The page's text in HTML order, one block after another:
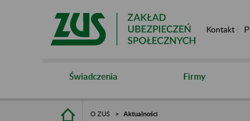
Kontakt
Świadczenia Firmy
O ZUS Aktualności